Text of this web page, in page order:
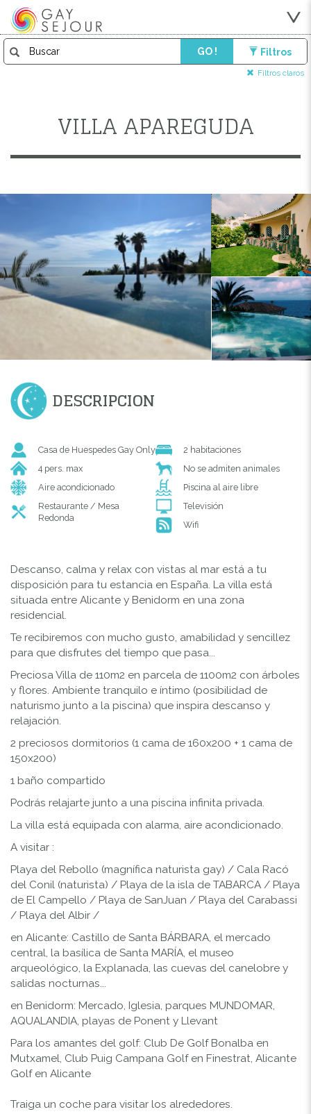
GO ! Filtros
Filtros claros
VILLA APAREGUDA
DESCRIPCION
Casa de Huespedes Gay Only
2 habitaciones
4 pers. max
No se admiten animales
Aire acondicionado
Piscina al aire libre
Restaurante / Mesa
Redonda
Televisión
Wifi
Descanso, calma y relax con vistas al mar está a tu
disposición para tu estancia en España. La villa está
situada entre Alicante y Benidorm en una zona
residencial.
Te recibiremos con mucho gusto, amabilidad y sencillez
para que disfrutes del tiempo que pasa...
Preciosa Villa de 110m2 en parcela de 1100m2 con árboles
y flores. Ambiente tranquilo e íntimo (posibilidad de
naturismo junto a la piscina) que inspira descanso y
relajación.
2 preciosos dormitorios (1 cama de 160x200 + 1 cama de
150x200)
1 baño compartido
Podrás relajarte junto a una piscina infinita privada.
La villa está equipada con alarma, aire acondicionado.
A visitar :
Playa del Rebollo (magnífica naturista gay) / Cala Racó
del Conil (naturista) / Playa de la isla de TABARCA / Playa
de El Campello / Playa de SanJuan / Playa del Carabassi
/ Playa del Albir /
en Alicante: Castillo de Santa BÁRBARA, el mercado
central, la basílica de Santa MARÍA, el museo
arqueológico, la Explanada, las cuevas del canelobre y
salidas nocturnas...
en Benidorm: Mercado, Iglesia, parques MUNDOMAR,
AQUALANDIA, playas de Ponent y Llevant
Para los amantes del golf: Club De Golf Bonalba en
Mutxamel, Club Puig Campana Golf en Finestrat, Alicante
Golf en Alicante
Traiga un coche para visitar los alrededores.